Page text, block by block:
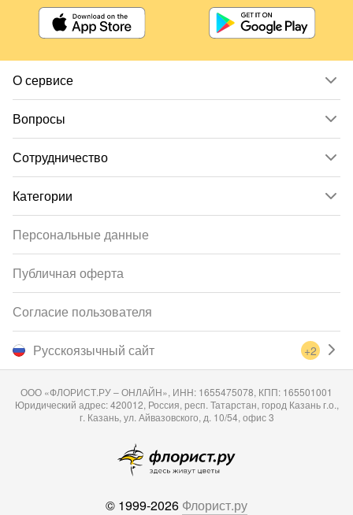
О сервисе
Вопросы
Сотрудничество
Категории
Русскоязычный сайт +2
Персональные данные
Публичная оферта
Согласие пользователя
ООО «ФЛОРИСТ.РУ – ОНЛАЙН», ИНН: 1655475078, КПП: 165501001
Юридический адрес: 420012, Россия, респ. Татарстан, город Казань г.о.,
г. Казань, ул. Айвазовского, д. 10/54, офис 3
© 1999-2026 Флорист.ру